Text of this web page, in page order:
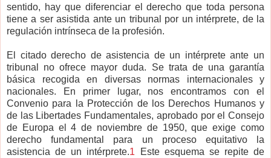
sentido, hay que diferenciar el derecho que toda persona
tiene a ser asistida ante un tribunal por un intérprete, de la
regulación intrínseca de la profesión.
El citado derecho de asistencia de un intérprete ante un
tribunal no ofrece mayor duda. Se trata de una garantía
básica recogida en diversas normas internacionales y
nacionales. En primer lugar, nos encontramos con el
Convenio para la Protección de los Derechos Humanos y
de las Libertades Fundamentales, aprobado por el Consejo
de Europa el 4 de noviembre de 1950, que exige como
derecho fundamental para un proceso equitativo la
asistencia de un intérprete.1 Este esquema se repite de